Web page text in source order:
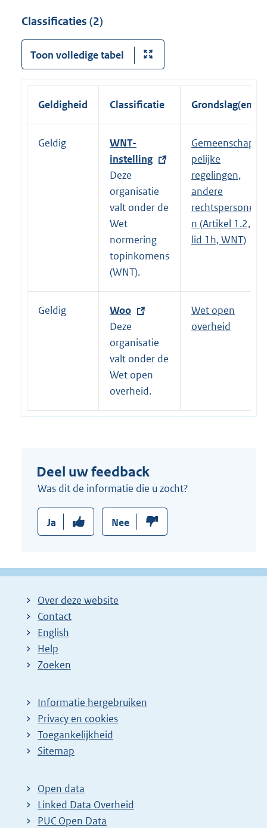
Classificaties (2)
Toon volledige tabel
Geldigheid Classificatie Grondslag(en)
Geldig
E
x
t
e
r
n
e
l
i
n
k
:
WNT-
instelling
Deze
organisatie
valt onder de
Wet
normering
topinkomens
(WNT).
Gemeenschap
pelijke
regelingen,
andere
rechtspersone
n (Artikel 1.2,
lid 1h, WNT)
Geldig
E
x
t
e
r
n
e
k
:
Woo
Deze
organisatie
valt onder de
Wet open
overheid.
Wet open
overheid
Deel uw feedback
Was dit de informatie die u zocht?
Ja Nee
Over deze website
Contact
English
Help
Zoeken
Informatie hergebruiken
Privacy en cookies
Toegankelijkheid
Sitemap
Open data
Linked Data Overheid
PUC Open Data